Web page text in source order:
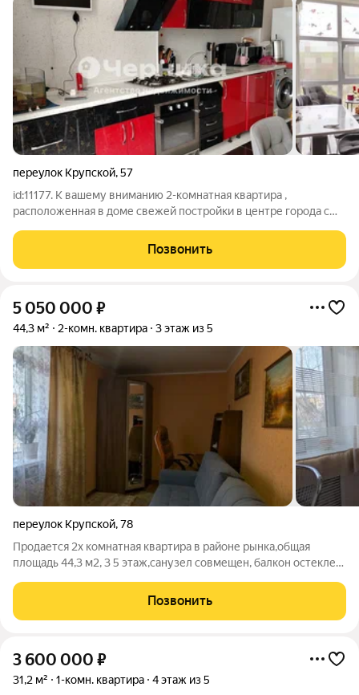
переулок Крупской,57
id:11177. К вашему вниманию 2-комнатная квартира ,
расположенная в доме свежей постройки в центре города с
в шаговой доступности. Подходит под семейную ипотеку
Общая площадь квартиры 80м2. Кухня
Позвонить
5 050 000 ₽
44,3 м² 2-комн. квартира 3 этаж из 5
переулок Крупской,78
Продается 2х комнатная квартира в районе рынка,общая
площадь 44,3 м2, 3 5 этаж,санузел совмещен, балкон остеклен
коммуникации,межкомнатные двери новые,натяжные
потолки. номер в базе 200,13
Позвонить
3 600 000 ₽
31,2 м² 1-комн. квартира 4 этаж из 5